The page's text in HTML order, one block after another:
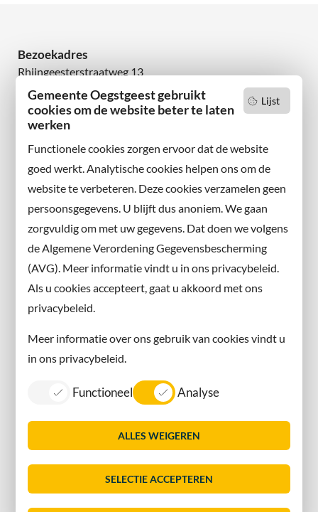
Lijst
Gemeente Oegstgeest gebruikt
cookies om de website beter te laten
werken
Functionele cookies zorgen ervoor dat de website
goed werkt. Analytische cookies helpen ons om de
website te verbeteren. Deze cookies verzamelen geen
persoonsgegevens. U blijft dus anoniem. We gaan
zorgvuldig om met uw gegevens. Dat doen we volgens
de Algemene Verordening Gegevensbescherming
(AVG). Meer informatie vindt u in ons privacybeleid.
Als u cookies accepteert, gaat u akkoord met ons
privacybeleid.
Meer informatie over ons gebruik van cookies vindt u
in ons privacybeleid.
Functioneel Analyse
ALLES WEIGEREN
SELECTIE ACCEPTEREN
Bezoekadres
Rhijngeesterstraatweg 13
2342 AN Oegstgeest
Wilt u niets missen?
en volg ons ook op sociale media.
Facebook
X
Instagram
Contact met de gemeente
Contact
Information in English
Sitemap
Toegankelijkheid